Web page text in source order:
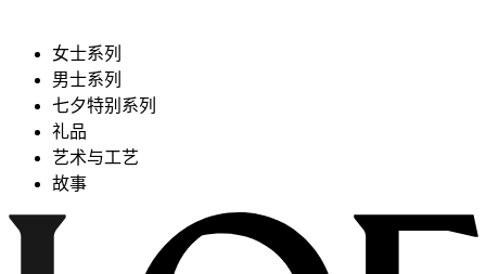
女士系列
男士系列
七夕特别系列
礼品
艺术与工艺
故事